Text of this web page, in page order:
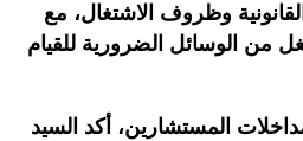
وظروف الاشتغال، مع
من الوسائل الضرورية للقيام
المستشارين، أكد السيد